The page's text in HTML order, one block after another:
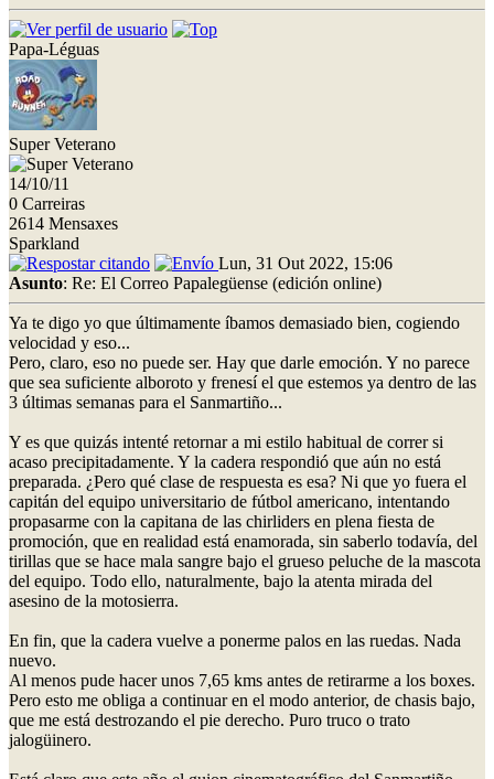
Papa-Léguas
Super Veterano
14/10/11
0 Carreiras
2614 Mensaxes
Sparkland
Lun, 31 Out 2022, 15:06
Asunto: Re: El Correo Papalegüense (edición online)
Ya te digo yo que últimamente íbamos demasiado bien, cogiendo
velocidad y eso...
Pero, claro, eso no puede ser. Hay que darle emoción. Y no parece
que sea suficiente alboroto y frenesí el que estemos ya dentro de las
3 últimas semanas para el Sanmartiño...
Y es que quizás intenté retornar a mi estilo habitual de correr si
acaso precipitadamente. Y la cadera respondió que aún no está
preparada. ¿Pero qué clase de respuesta es esa? Ni que yo fuera el
capitán del equipo universitario de fútbol americano, intentando
propasarme con la capitana de las chirliders en plena fiesta de
promoción, que en realidad está enamorada, sin saberlo todavía, del
tirillas que se hace mala sangre bajo el grueso peluche de la mascota
del equipo. Todo ello, naturalmente, bajo la atenta mirada del
asesino de la motosierra.
En fin, que la cadera vuelve a ponerme palos en las ruedas. Nada
nuevo.
Al menos pude hacer unos 7,65 kms antes de retirarme a los boxes.
Pero esto me obliga a continuar en el modo anterior, de chasis bajo,
que me está destrozando el pie derecho. Puro truco o trato
jalogüinero.